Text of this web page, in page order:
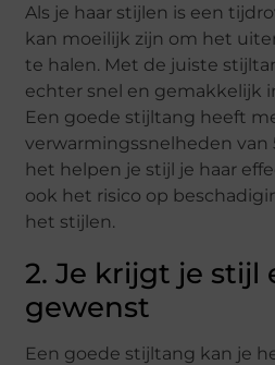
Als je haar stijlen is een
kan moeilijk zijn om het
te halen. Met de juiste
echter snel en gemakkelijk
Een goede stijltang heeft
verwarmingssnelheden van
het helpen je stijl je haar
ook het risico op
het stijlen.
2. Je krijgt je stijl
gewenst
Een goede stijltang kan je